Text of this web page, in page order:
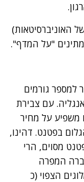
האוניברסיטאות)
"על המדף".
למספר גורמים
עם צבירת
משפיע על מחיר
בפטנט. דהינו,
מסוים, הרי
המפרה
הצפוי (כ